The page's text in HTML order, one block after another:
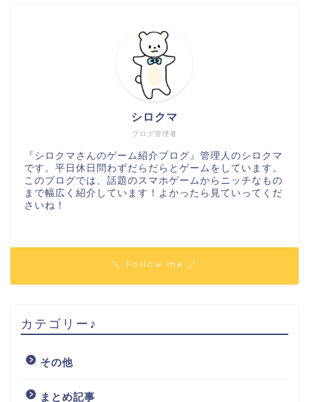
ブログ管理者
シロクマ
『シロクマさんのゲーム紹介ブログ』管理人のシロクマ
です。平日休日問わずだらだらとゲームをしています。
このブログでは、話題のスマホゲームからニッチなもの
まで幅広く紹介しています！よかったら見ていってくだ
さいね！
＼ Follow me ／
カテゴリー♪
その他
まとめ記事